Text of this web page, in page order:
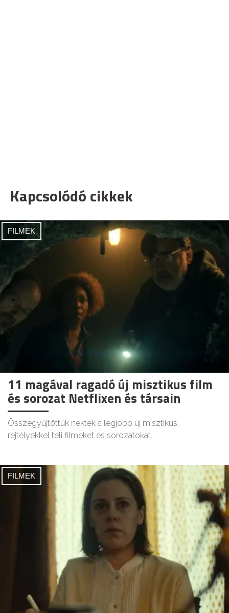
Kapcsolódó cikkek
FILMEK
11 magával ragadó új misztikus film
és sorozat Netflixen és társain
Összegyűjtöttük nektek a legjobb új misztikus,
rejtélyekkel teli filmeket és sorozatokat.
FILMEK